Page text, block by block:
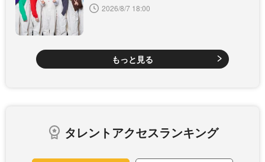
2026/8/7 18:00
もっと見る
タレントアクセスランキング